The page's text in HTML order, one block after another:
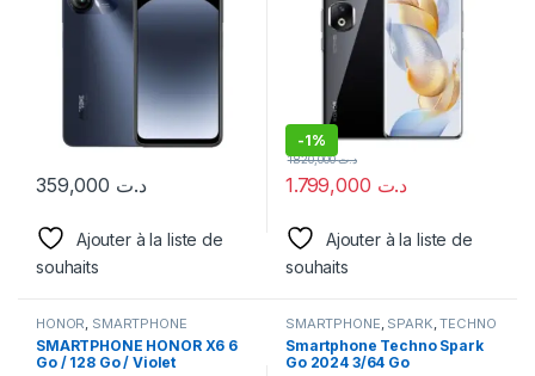
د.ت
Ajouter à la liste de
souhaits
-1%
د.ت
د.ت1.820,000
Ajouter à la liste de
souhaits
HONOR, SMARTPHONE
SMARTPHONE HONOR X6 6
Go / 128 Go / Violet
SMARTPHONE, SPARK,TECHNO
Smartphone Techno Spark
Go 2024 3/64 Go